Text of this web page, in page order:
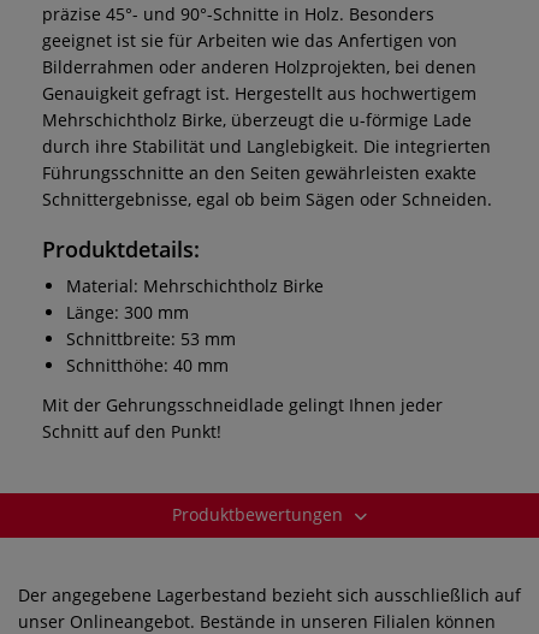
präzise 45°- und 90°-Schnitte in Holz. Besonders
geeignet ist sie für Arbeiten wie das Anfertigen von
Bilderrahmen oder anderen Holzprojekten, bei denen
Genauigkeit gefragt ist. Hergestellt aus hochwertigem
Mehrschichtholz Birke, überzeugt die u-förmige Lade
durch ihre Stabilität und Langlebigkeit. Die integrierten
Führungsschnitte an den Seiten gewährleisten exakte
Schnittergebnisse, egal ob beim Sägen oder Schneiden.
Produktdetails:
Material: Mehrschichtholz Birke
Länge: 300 mm
Schnittbreite: 53 mm
Schnitthöhe: 40 mm
Mit der Gehrungsschneidlade gelingt Ihnen jeder
Schnitt auf den Punkt!
Produktbewertungen
Der angegebene Lagerbestand bezieht sich ausschließlich auf
unser Onlineangebot. Bestände in unseren Filialen können